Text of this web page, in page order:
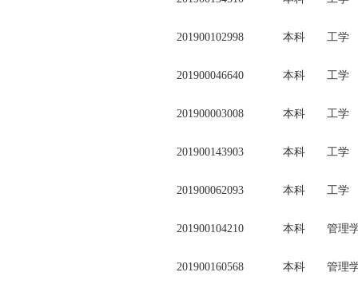
201900102998 本科 工学
201900046640 本科 工学
201900003008 本科 工学
201900143903 本科 工学
201900062093 本科 工学
201900104210 本科 管理
201900160568 本科 管理